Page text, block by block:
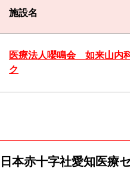
施設名
医療法人嚶鳴会 如来山内
ク
日本赤十字社愛知医療